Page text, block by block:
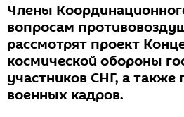
Члены
вопросам
рассмотрят проект
космической обороны
участников СНГ, а также
военных кадров.